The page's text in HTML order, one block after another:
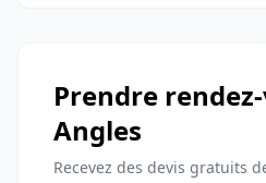
Prendre
Angles
Recevez des devis gratuits